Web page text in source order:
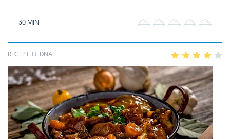
30 MIN 2 3 4
RECEPT TJEDNA 2 3 4